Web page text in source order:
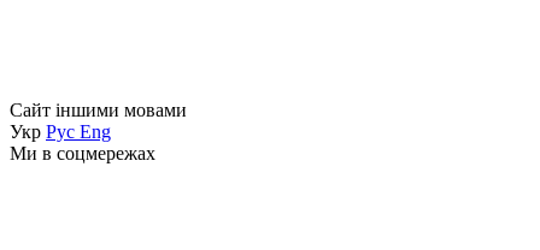
Сайт іншими мовами
Укр Рус Eng
Ми в соцмережах